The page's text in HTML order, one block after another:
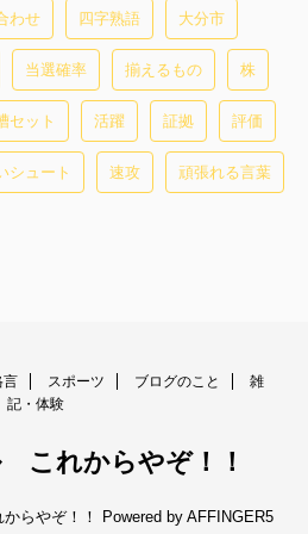
わせ 四字熟語 大分市
当選確率 揃えるもの 株
セット 活躍 証拠 評価
シュート 速攻 頑張れる言葉
言 スポーツ ブログのこと
雑
記・体験
これからやぞ！！
らやぞ！！ Powered by AFFINGER5